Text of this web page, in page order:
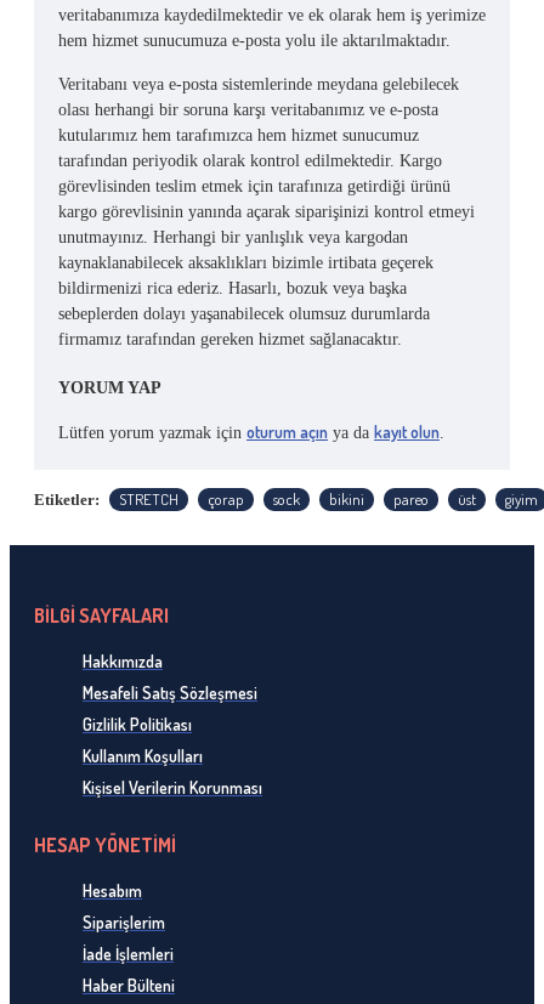
veritabanımıza kaydedilmektedir ve ek olarak hem iş yerimize
hem hizmet sunucumuza e-posta yolu ile aktarılmaktadır.
Veritabanı veya e-posta sistemlerinde meydana gelebilecek
olası herhangi bir soruna karşı veritabanımız ve e-posta
kutularımız hem tarafımızca hem hizmet sunucumuz
tarafından periyodik olarak kontrol edilmektedir. Kargo
görevlisinden teslim etmek için tarafınıza getirdiği ürünü
kargo görevlisinin yanında açarak siparişinizi kontrol etmeyi
unutmayınız. Herhangi bir yanlışlık veya kargodan
kaynaklanabilecek aksaklıkları bizimle irtibata geçerek
bildirmenizi rica ederiz. Hasarlı, bozuk veya başka
sebeplerden dolayı yaşanabilecek olumsuz durumlarda
firmamız tarafından gereken hizmet sağlanacaktır.
YORUM YAP
Lütfen yorum yazmak için oturum açın ya da kayıt olun
Etiketler: STRETCH çorap sock bikini pareo üst giyim
BİLGİ SAYFALARI
Hakkımızda
Mesafeli Satış Sözleşmesi
Gizlilik Politikası
Kullanım Koşulları
Kişisel Verilerin Korunması
HESAP YÖNETİMİ
Hesabım
Siparişlerim
İade İşlemleri
Haber Bülteni